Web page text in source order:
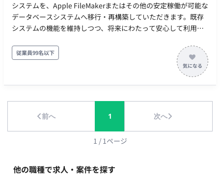
システムを、Apple FileMakerまたはその他の安定稼働が可能な
データベースシステムへ移行・再構築していただきます。既存
システムの機能を維持しつつ、将来にわたって安心して利用で
しているMicrosoft Access（バージョン2007～2010、パソコン
ごとに異なる）による業務システムの見直しと刷新を検討して
います。なお、Apple社のFileMakerへの移行を検討段階です。
（要相談） ■業務内容 【既存Accessシステムの理解と新システ
ベースシステムでの設計/開発/構築 ・データ移行作業 ・必要に
応じた機能追加、改修 ■チーム体制 専任のシステム担当者は現
在いません。 依頼主と直接やり取りを行い、プロジェクトを進
■働き方 ・月の稼働時間：週1日もしくは月32時間～ ・フルリ
モート稼働: 可能 ・フレックス稼働: 可能 ■本案件の魅力 企業の
従業員99名以下
前へ 1 次へ
1 / 1ページ
他の職種で求人・案件を探す